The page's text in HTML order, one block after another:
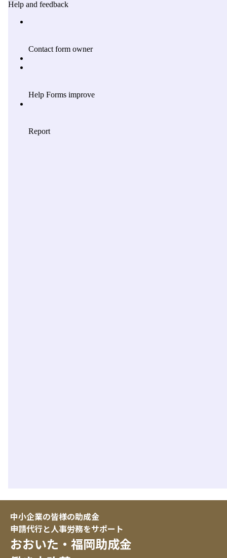
中小企業の皆様の助成金
申請代行と人事労務をサポート
おおいた・福岡助成金